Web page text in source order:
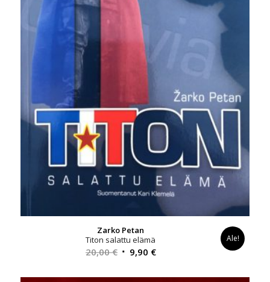
Zarko Petan
Titon salattu elämä
20,00€ Alkuperäinen
9,90 €Nykyinen
Ale!